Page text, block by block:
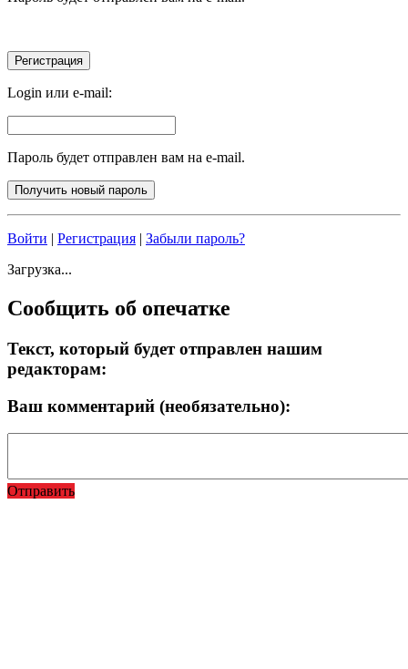
Login или e-mail:
Пароль будет отправлен вам на e-mail.
Войти | Регистрация | Забыли пароль?
Загрузка...
Сообщить об опечатке
Текст, который будет отправлен нашим
редакторам:
Ваш комментарий (необязательно):
Отправить